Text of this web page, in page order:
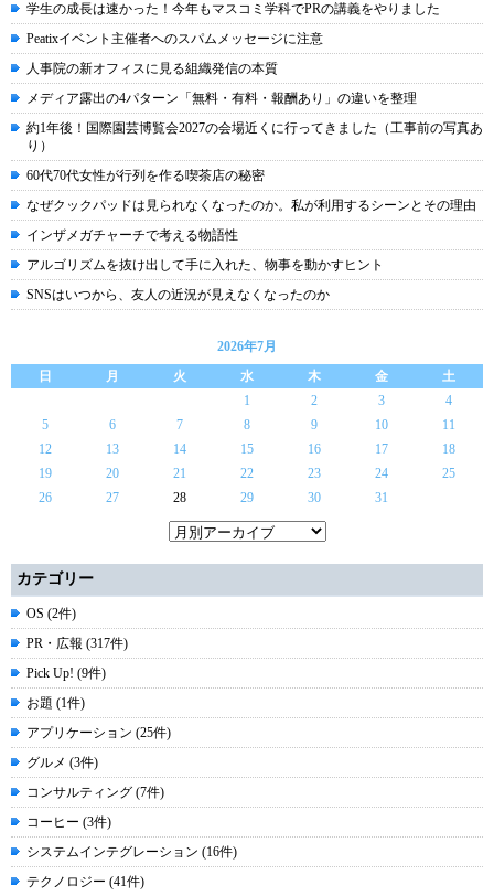
学生の成長は速かった！今年もマスコミ学科でPRの講義をやりました
Peatixイベント主催者へのスパムメッセージに注意
人事院の新オフィスに見る組織発信の本質
メディア露出の4パターン「無料・有料・報酬あり」の違いを整理
約1年後！国際園芸博覧会2027の会場近くに行ってきました（工事前の写真あ
り）
60代70代女性が行列を作る喫茶店の秘密
なぜクックパッドは見られなくなったのか。私が利用するシーンとその理由
インザメガチャーチで考える物語性
アルゴリズムを抜け出して手に入れた、物事を動かすヒント
SNSはいつから、友人の近況が見えなくなったのか
2026年7月
日
月 火 水 木 金
土
1
2 3
4
5
6 7 8 9 10
11
12
13 14 15 16 17
18
19
20 21 22 23 24
25
26
27 28 29 30 31
カテゴリー
OS (2件)
PR・広報 (317件)
Pick Up! (9件)
お題 (1件)
アプリケーション (25件)
グルメ (3件)
コンサルティング (7件)
コーヒー (3件)
システムインテグレーション (16件)
テクノロジー (41件)